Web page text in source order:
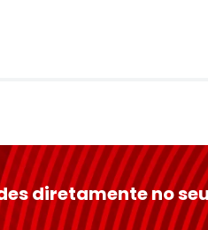
diretamente no